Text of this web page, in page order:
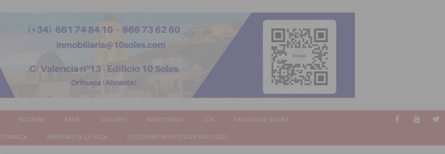
REDOVÁN RAFAL DOLORES MONTESINOS COX CALLOSA DE SEGURA
COMARCA EMPRESAS DE LA VEGA ELECCIONES MUNICIPALES MAYO 2023